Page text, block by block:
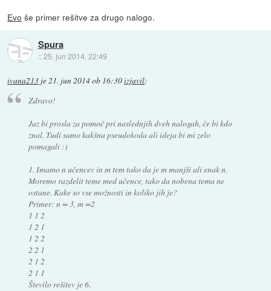
Evo še primer rešitve za drugo nalogo.
Spura
::25. jun 2014, 22:49
ivana213 je21. jun 2014 ob 16:30izjavil:
Zdravo!
Jaz bi prosla za pomoč pri naslednjih dveh nalogah, če bi kdo
znal. Tudi samo kakšna pseudokoda ali ideja bi mi zelo
pomagali :)
1. Imamo n učencev in m tem tako da je m manjši ali enak n.
Moremo razdelit teme med učence, tako da nobena tema ne
ostane. Kake so vse možnosti in koliko jih je?
Primer: n = 3, m =2
1 1 2
1 2 1
1 2 2
2 2 1
2 1 2
2 1 1
Število rešitev je 6.